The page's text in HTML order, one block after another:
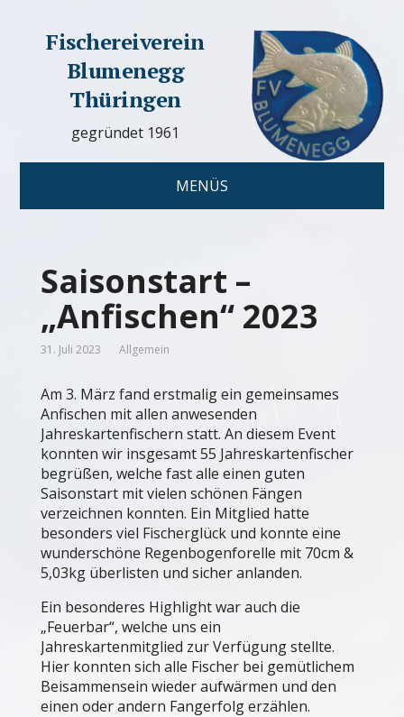
Fischereiverein
Blumenegg
Thüringen
gegründet 1961
MENÜS
Saisonstart –
„Anfischen“ 2023
31. Juli 2023 Allgemein
Am 3. März fand erstmalig ein gemeinsames
Anfischen mit allen anwesenden
Jahreskartenfischern statt. An diesem Event
konnten wir insgesamt 55 Jahreskartenfischer
begrüßen, welche fast alle einen guten
Saisonstart mit vielen schönen Fängen
verzeichnen konnten. Ein Mitglied hatte
besonders viel Fischerglück und konnte eine
wunderschöne Regenbogenforelle mit 70cm &
5,03kg überlisten und sicher anlanden.
Ein besonderes Highlight war auch die
„Feuerbar“, welche uns ein
Jahreskartenmitglied zur Verfügung stellte.
Hier konnten sich alle Fischer bei gemütlichem
Beisammensein wieder aufwärmen und den
einen oder andern Fangerfolg erzählen.